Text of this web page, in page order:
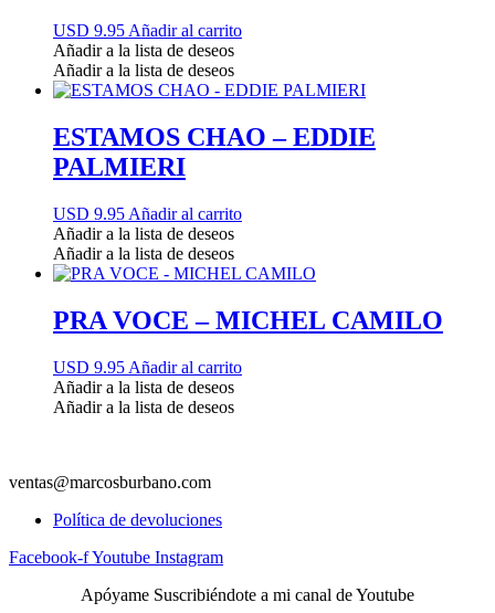
USD 9.95 Añadir al carrito
Añadir a la lista de deseos
Añadir a la lista de deseos
ESTAMOS CHAO – EDDIE
PALMIERI
USD 9.95 Añadir al carrito
Añadir a la lista de deseos
Añadir a la lista de deseos
PRA VOCE – MICHEL CAMILO
USD 9.95 Añadir al carrito
Añadir a la lista de deseos
Añadir a la lista de deseos
ventas@marcosburbano.com
Política de devoluciones
Facebook-fYoutube Instagram
Apóyame Suscribiéndote a mi canal de Youtube